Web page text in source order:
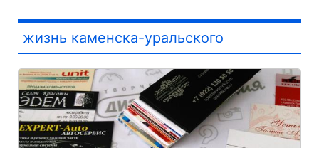
жизнь каменска-уральского